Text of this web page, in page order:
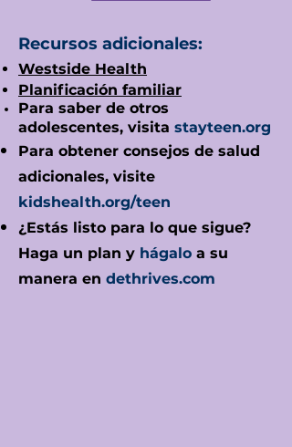
Recursos adicionales:
Westside Health
Planificación familiar
Para saber de otros
adolescentes, visita stayteen.org
Para obtener consejos de salud
adicionales, visite
kidshealth.org/teen
¿Estás listo para lo que sigue?
Haga un plan y hágalo a su
manera en dethrives.com